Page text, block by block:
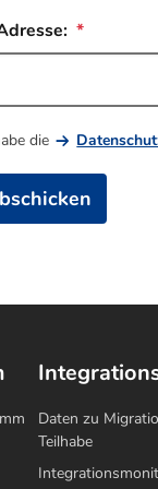
die
Daten zu
Teilhabe